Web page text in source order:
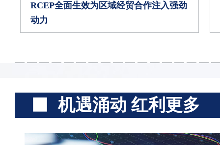
RCEP全面生效为区域经贸合作注入强劲
动力
机遇涌动 红利更多